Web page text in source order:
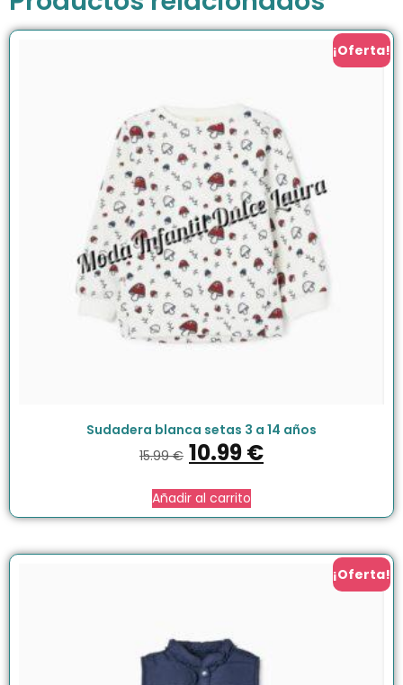
¡Oferta!
Sudadera blanca setas 3 a 14 años
15.99€ 10.99€
Añadir al carrito
¡Oferta!